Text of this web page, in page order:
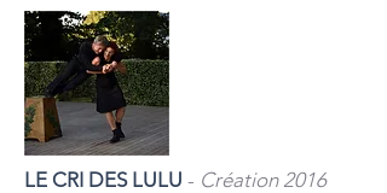
LE CRI DES LULU - Création 2016